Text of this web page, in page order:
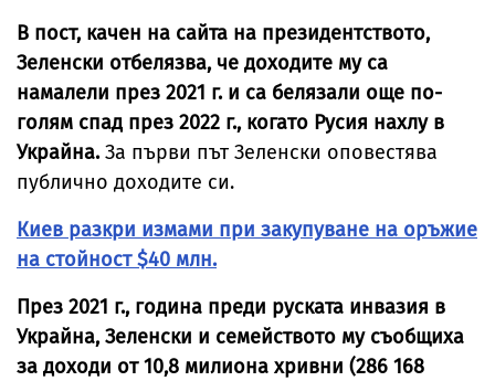
В пост, качен на сайта на президентството,
Зеленски отбелязва, че доходите му са
намалели през 2021 г. и са белязали още по-
голям спад през 2022 г., когато Русия нахлу в
Украйна.За първи път Зеленски оповестява
публично доходите си.
Киев разкри измами при закупуване на оръжие
на стойност $40 млн.
През 2021 г., година преди руската инвазия в
Украйна, Зеленски и семейството му съобщиха
за доходи от 10,8 милиона хривни (286 168